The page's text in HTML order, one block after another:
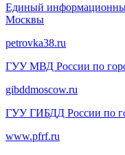
Единый
Москвы
petrovka38.ru
ГУУ МВД России по
gibddmoscow.ru
ГУУ ГИБДД России по
www.pfrf.ru